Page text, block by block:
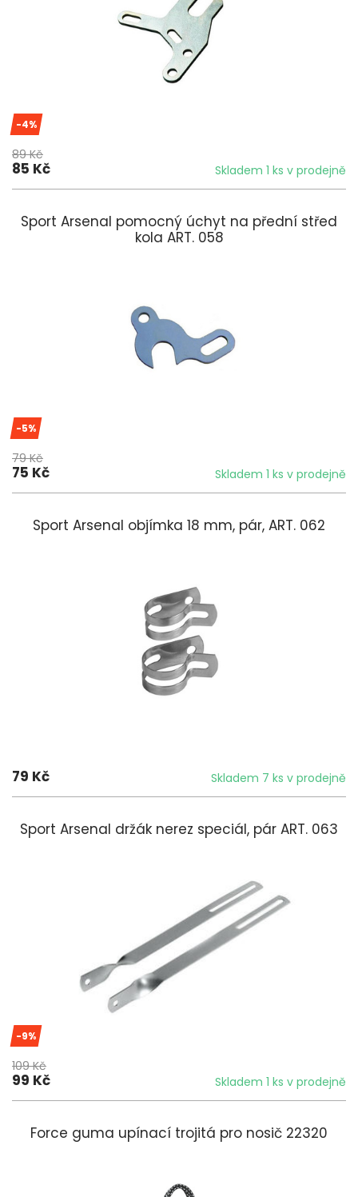
-4%
89 Kč
85 Kč Skladem 1 ks v prodejně
Sport Arsenal pomocný úchyt na přední střed
kola ART. 058
-5%
79 Kč
75 Kč Skladem 1 ks v prodejně
Sport Arsenal objímka 18 mm, pár, ART. 062
79 Kč Skladem 7 ks v prodejně
Sport Arsenal držák nerez speciáI, pár ART. 063
-9%
109 Kč
99 Kč Skladem 1 ks v prodejně
Force guma upínací trojitá pro nosič 22320